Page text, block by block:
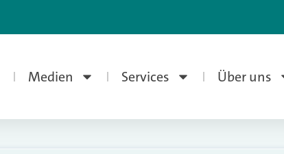
Medien Services Über uns